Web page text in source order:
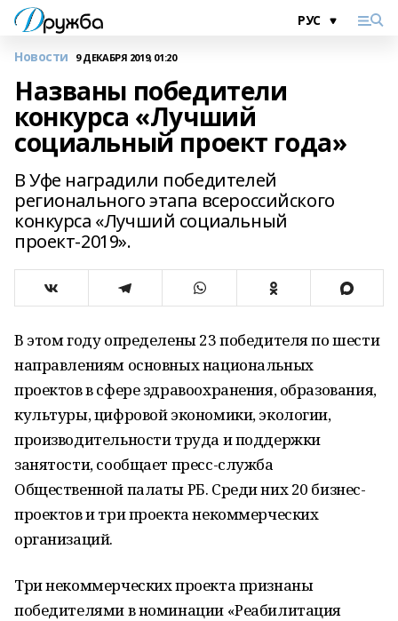
Новости 9 ДЕКАБРЯ 2019, 01:20
Названы победители
конкурса «Лучший
социальный проект года»
В Уфе наградили победителей
регионального этапа всероссийского
конкурса «Лучший социальный
проект-2019».
В этом году определены 23 победителя по шести
направлениям основных национальных
проектов в сфере здравоохранения, образования,
культуры, цифровой экономики, экологии,
производительности труда и поддержки
занятости, сообщает пресс-служба
Общественной палаты РБ. Среди них 20 бизнес-
проектов и три проекта некоммерческих
организаций.
Три некоммерческих проекта признаны
победителями в номинации «Реабилитация